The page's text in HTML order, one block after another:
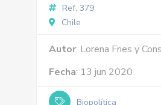
Ref. 379
Chile
Autor: Lorena Fries y
Fecha: 13 jun 2020
Biopolítica